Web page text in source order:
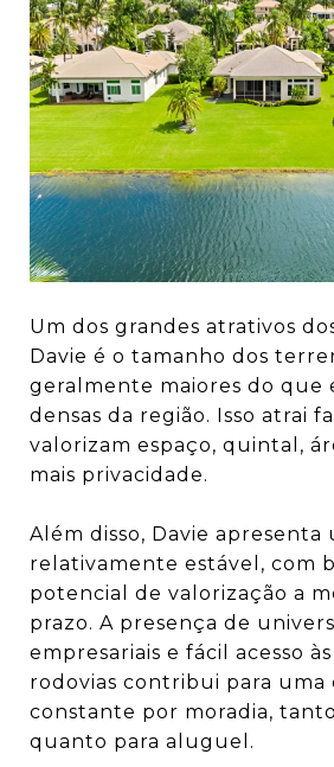
Um dos grandes atrativos
Davie é o tamanho dos
geralmente maiores do que
densas da região. Isso atrai
valorizam espaço, quintal,
mais privacidade.
Além disso, Davie apresenta
relativamente estável, com
potencial de valorização a
prazo. A presença de
empresariais e fácil acesso
rodovias contribui para uma
constante por moradia,
quanto para aluguel.